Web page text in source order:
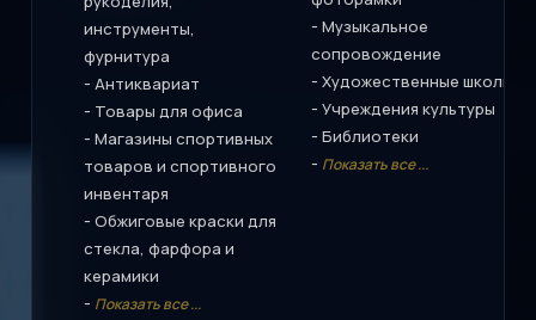
инструменты,
фурнитура
- Антиквариат
- Товары для офиса
- Магазины спортивных
товаров и спортивного
инвентаря
- Обжиговые краски для
стекла, фарфора и
керамики
- Показать все ...
- Музыкальное
сопровождение
- Художественные школы
- Учреждения культуры
- Библиотеки
- Показать все ...